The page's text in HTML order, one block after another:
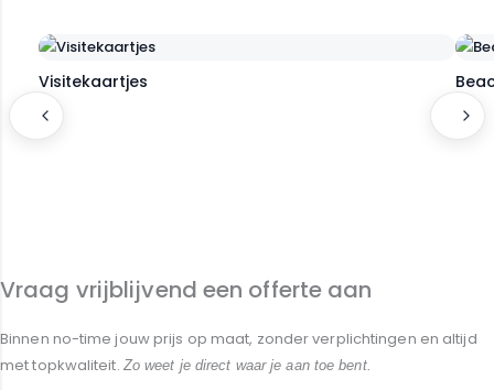
Visitekaartjes
Vraag vrijblijvend een offerte aan
Binnen no-time jouw prijs op maat, zonder verplichtingen en altijd
met topkwaliteit. Zo weet je direct waar je aan toe bent.